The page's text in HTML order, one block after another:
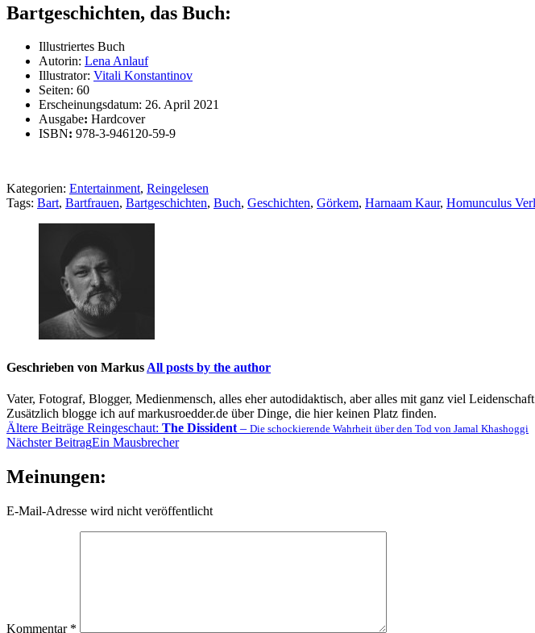
Bartgeschichten, das Buch:
Illustriertes Buch
Autorin: Lena Anlauf
Illustrator: Vitali Konstantinov
Seiten: 60
Erscheinungsdatum: 26. April 2021
Ausgabe: Hardcover
ISBN: 978-3-946120-59-9
Kategorien: Entertainment, Reingelesen
Tags: Bart, Bartfrauen, Bartgeschichten, Buch, Geschichten, Görkem, Harnaam Kaur, Homunculus
Geschrieben von Markus All posts by the author
Vater, Fotograf, Blogger, Medienmensch, alles eher autodidaktisch, aber alles mit ganz viel
Zusätzlich blogge ich auf markusroedder.de über Dinge, die hier keinen Platz finden.
Beitragsnavigation
Ältere Beiträge Reingeschaut: The Dissident – Die schockierende Wahrheit über den Tod von Jamal Khashoggi
Nächster BeitragEin Mausbrecher
Meinungen:
E-Mail-Adresse wird nicht veröffentlicht
Kommentar *